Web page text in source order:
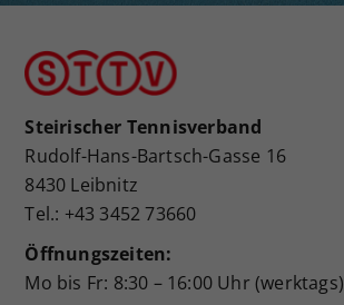
Steirischer Tennisverband
Rudolf-Hans-Bartsch-Gasse 16
8430 Leibnitz
Tel.: +43 3452 73660
Öffnungszeiten:
Mo bis Fr: 8:30 – 16:00 Uhr (werktags)